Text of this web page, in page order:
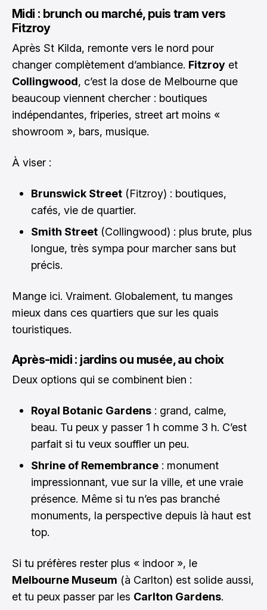
Midi : brunch ou marché, puis tram vers
Fitzroy
Après St Kilda, remonte vers le nord pour
changer complètement d’ambiance. Fitzroy et
Collingwood, c’est la dose de Melbourne que
beaucoup viennent chercher : boutiques
indépendantes, friperies, street art moins «
showroom », bars, musique.
À viser :
Brunswick Street (Fitzroy) : boutiques,
cafés, vie de quartier.
Smith Street (Collingwood) : plus brute, plus
longue, très sympa pour marcher sans but
précis.
Mange ici. Vraiment. Globalement, tu manges
mieux dans ces quartiers que sur les quais
touristiques.
Après-midi : jardins ou musée, au choix
Deux options qui se combinent bien :
Royal Botanic Gardens : grand, calme,
beau. Tu peux y passer 1 h comme 3 h. C’est
parfait si tu veux souffler un peu.
Shrine of Remembrance : monument
impressionnant, vue sur la ville, et une vraie
présence. Même si tu n’es pas branché
monuments, la perspective depuis là haut est
top.
Si tu préfères rester plus « indoor », le
Melbourne Museum (à Carlton) est solide aussi,
et tu peux passer par les Carlton Gardens.